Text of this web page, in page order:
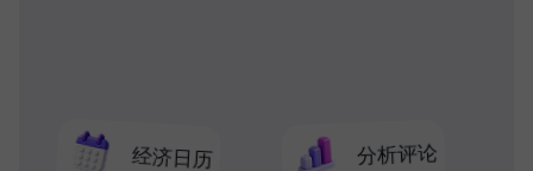
经济日历 分析评论